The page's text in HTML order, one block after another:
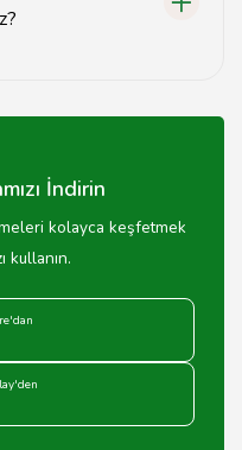
İndirin
kolayca keşfetmek
kullanın.